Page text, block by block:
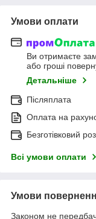
Умови оплати
Ви отримаєте
або гроші
Детальніше
Післяплата
Оплата на
Безготівковий
Всі умови оплати
Умови
Законом не